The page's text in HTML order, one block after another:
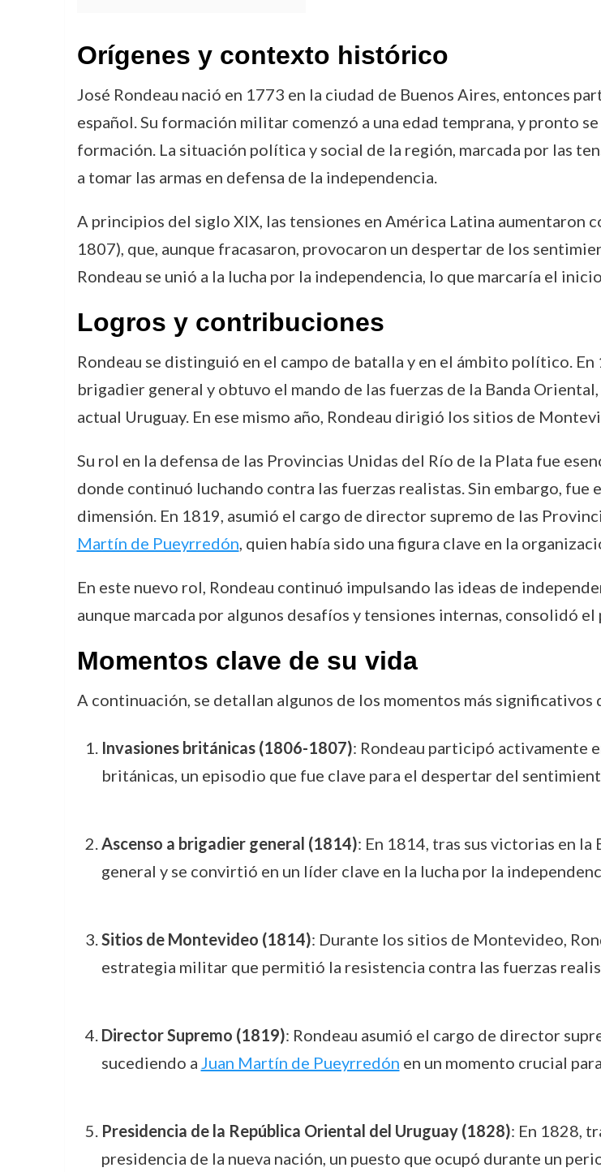
Orígenes y contexto histórico
José Rondeau nació en 1773 en la ciudad de Buenos Aires, entonces
español. Su formación militar comenzó a una edad temprana, y pronto
formación. La situación política y social de la región, marcada por las
a tomar las armas en defensa de la independencia.
A principios del siglo XIX, las tensiones en América Latina aumentaron
1807), que, aunque fracasaron, provocaron un despertar de los
Rondeau se unió a la lucha por la independencia, lo que marcaría el
Logros y contribuciones
Rondeau se distinguió en el campo de batalla y en el ámbito político.
brigadier general y obtuvo el mando de las fuerzas de la Banda
actual Uruguay. En ese mismo año, Rondeau dirigió los sitios de
Su rol en la defensa de las Provincias Unidas del Río de la Plata fue
donde continuó luchando contra las fuerzas realistas. Sin embargo,
dimensión. En 1819, asumió el cargo de director supremo de las
Martín de Pueyrredón, quien había sido una figura clave en la
En este nuevo rol, Rondeau continuó impulsando las ideas de
aunque marcada por algunos desafíos y tensiones internas, consolidó
Momentos clave de su vida
A continuación, se detallan algunos de los momentos más significativos
Invasiones británicas (1806-1807): Rondeau participó activamente
británicas, un episodio que fue clave para el despertar del
Ascenso a brigadier general (1814): En 1814, tras sus victorias en
general y se convirtió en un líder clave en la lucha por la
Sitios de Montevideo (1814): Durante los sitios de Montevideo,
estrategia militar que permitió la resistencia contra las fuerzas
Director Supremo (1819): Rondeau asumió el cargo de director
sucediendo a Juan Martín de Pueyrredón en un momento crucial
Presidencia de la República Oriental del Uruguay (1828): En 1828,
presidencia de la nueva nación, un puesto que ocupó durante un